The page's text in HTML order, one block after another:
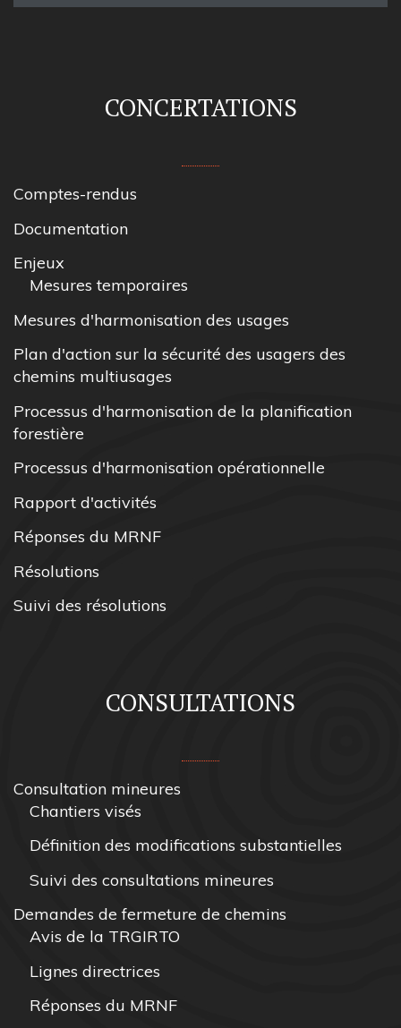
CONCERTATIONS
Comptes-rendus
Documentation
Enjeux
Mesures temporaires
Mesures d'harmonisation des usages
Plan d'action sur la sécurité des usagers des
chemins multiusages
Processus d'harmonisation de la planification
forestière
Processus d'harmonisation opérationnelle
Rapport d'activités
Réponses du MRNF
Résolutions
Suivi des résolutions
CONSULTATIONS
Consultation mineures
Chantiers visés
Définition des modifications substantielles
Suivi des consultations mineures
Demandes de fermeture de chemins
Avis de la TRGIRTO
Lignes directrices
Réponses du MRNF